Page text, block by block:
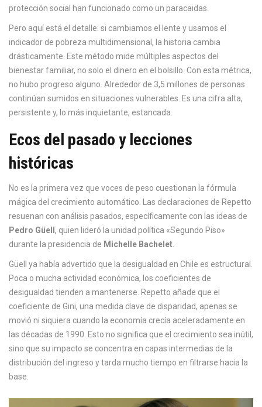
protección social han funcionado como un paracaidas.
Pero aquí está el detalle: si cambiamos el lente y usamos el
indicador de pobreza multidimensional, la historia cambia
drásticamente. Este método mide múltiples aspectos del
bienestar familiar, no solo el dinero en el bolsillo. Con esta métrica,
no hubo progreso alguno. Alrededor de 3,5 millones de personas
continúan sumidos en situaciones vulnerables. Es una cifra alta,
persistente y, lo más inquietante, estancada.
Ecos del pasado y lecciones
históricas
No es la primera vez que voces de peso cuestionan la fórmula
mágica del crecimiento automático. Las declaraciones de Repetto
resuenan con análisis pasados, específicamente con las ideas de
Pedro Güell , quien lideró la unidad política «Segundo Piso»
durante la presidencia de Michelle Bachelet
Güell ya había advertido que la desigualdad en Chile es estructural.
Poca o mucha actividad económica, los coeficientes de
desigualdad tienden a mantenerse. Repetto añade que el
coeficiente de Gini, una medida clave de disparidad, apenas se
movió ni siquiera cuando la economía crecía aceleradamente en
las décadas de 1990. Esto no significa que el crecimiento sea inútil,
sino que su impacto se concentra en capas intermedias de la
distribución del ingreso y tarda mucho tiempo en filtrarse hacia la
base.